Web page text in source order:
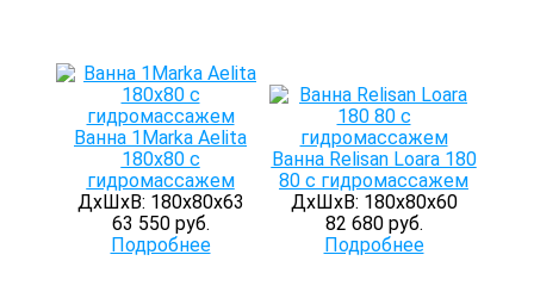
Ванна 1Marka Aelita
180х80 с
гидромассажем
ДхШхВ: 180х80х63
63 550 руб.
Подробнее
Ванна Relisan Loara 180
80 с гидромассажем
ДхШхВ: 180х80х60
82 680 руб.
Подробнее